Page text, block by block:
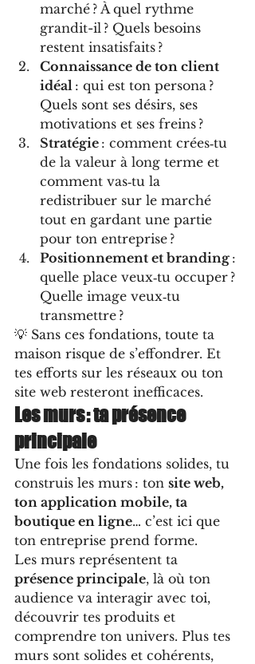
marché ? À quel rythme
grandit-il ? Quels besoins
restent insatisfaits ?
Connaissance de ton client
idéal : qui est ton persona ?
Quels sont ses désirs, ses
motivations et ses freins ?
Stratégie : comment crées‑tu
de la valeur à long terme et
comment vas‑tu la
redistribuer sur le marché
tout en gardant une partie
pour ton entreprise ?
Positionnement et branding :
quelle place veux‑tu occuper ?
Quelle image veux‑tu
transmettre ?
💡 Sans ces fondations, toute ta
maison risque de s’effondrer. Et
tes efforts sur les réseaux ou ton
site web resteront inefficaces.
Les murs : ta présence
principale
Une fois les fondations solides, tu
construis les murs : ton site web,
ton application mobile, ta
boutique en ligne… c’est ici que
ton entreprise prend forme.
Les murs représentent ta
présence principale, là où ton
audience va interagir avec toi,
découvrir tes produits et
comprendre ton univers. Plus tes
murs sont solides et cohérents,